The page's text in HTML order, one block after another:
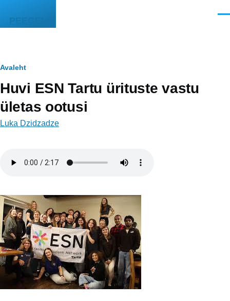
PEEGEL
Leivapuru
Avaleht
Huvi ESN Tartu ürituste vastu
ületas ootusi
Luka Dzidzadze